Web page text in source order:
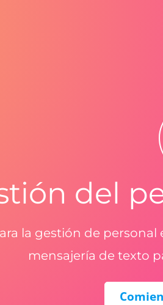
del
la gestión de
mensajería de texto